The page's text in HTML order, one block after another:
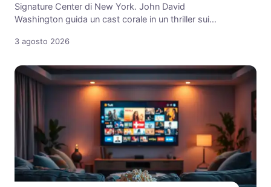
Signature Center di New York. John David
Washington guida un cast corale in un thriller sui…
3 agosto 2026